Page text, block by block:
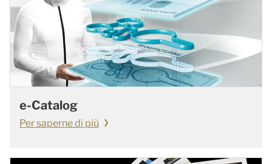
e-Catalog
Per saperne di più